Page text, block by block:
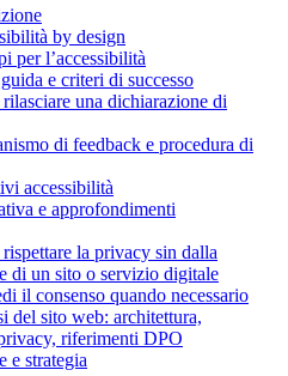
by design
per l’accessibilità
e criteri di successo
una dichiarazione di
di feedback e procedura di
accessibilità
e approfondimenti
la privacy sin dalla
di un sito o servizio digitale
il consenso quando necessario
del sito web: architettura,
riferimenti DPO
e strategia